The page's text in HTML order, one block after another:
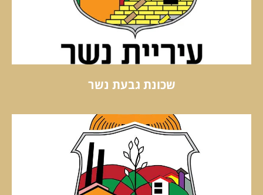
שכונת גבעת נשר
קראו עוד
שכונת גבעת נשר